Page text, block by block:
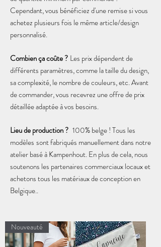
Cependant, vous bénéficiez d'une remise si vous
achetez plusieurs fois le même article/design
personnalisé.
Combien ça coûte ? Les prix dépendent de
différents paramètres, comme la taille du design,
sa complexité, le nombre de couleurs, etc. Avant
de commander, vous recevrez une offre de prix
détaillée adaptée à vos besoins.
Lieu de production ? 100% belge ! Tous les
modèles sont fabriqués manuellement dans notre
atelier basé à Kampenhout. En plus de cela, nous
soutenons les partenaires commerciaux locaux et
achetons tous les matériaux de conception en
Belgique..
Nouveauté